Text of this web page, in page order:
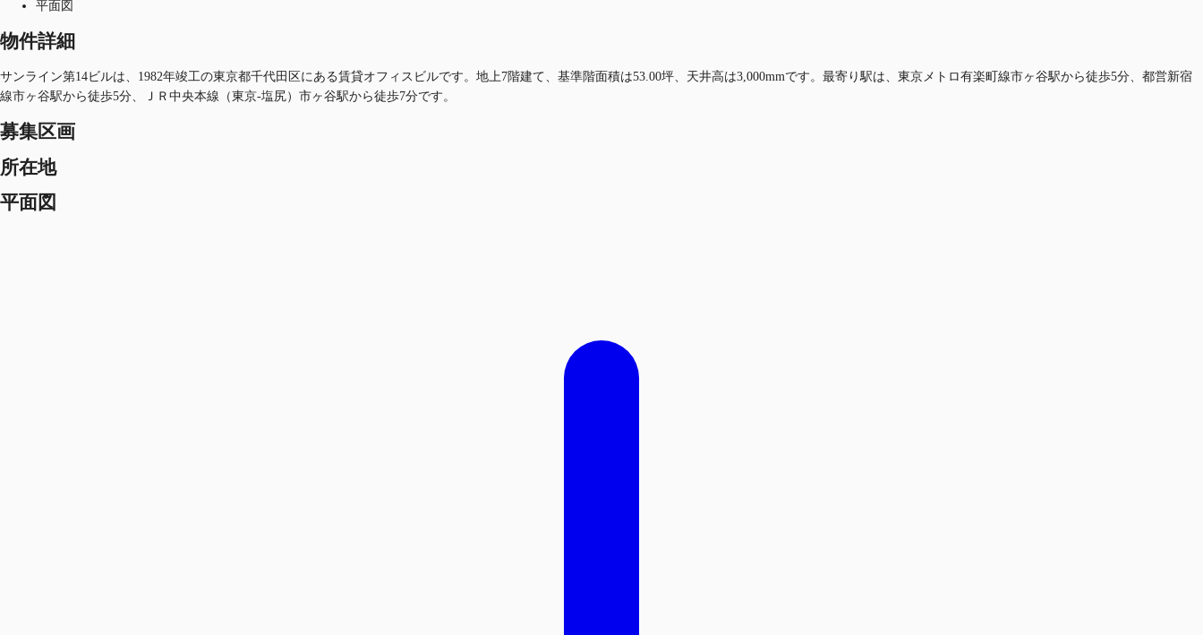
平面図
物件詳細
サンライン第14ビルは、1982年竣工の東京都千代田区にある賃貸オフィスビルです。地上7階建て、基準階面積は53.00坪、天井高は3,000mmです。最寄り駅は、東京メトロ有楽町線市ヶ谷駅から徒歩5分、都営新宿
線市ヶ谷駅から徒歩5分、ＪＲ中央本線（東京-塩尻）市ヶ谷駅から徒歩7分です。
募集区画
所在地
平面図